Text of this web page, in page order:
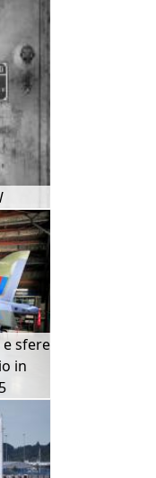
sfere
in